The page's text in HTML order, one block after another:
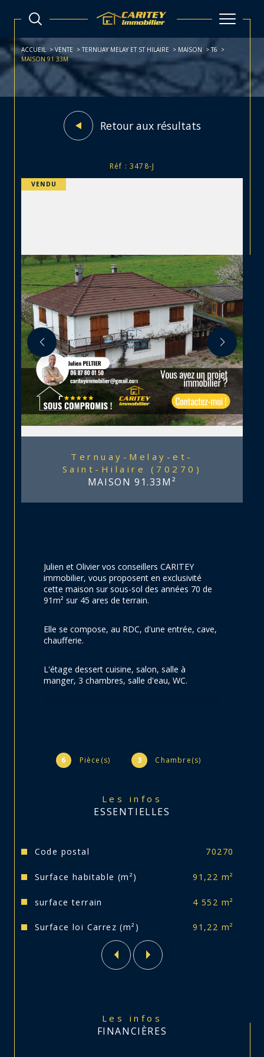
ACCUEIL VENTE TERNUAY MELAY ET ST HILAIRE MAISON
T6
MAISON 91 33M
Retour aux résultats
Réf : 3478-J
VENDU
Ternuay-Melay-et-
Saint-Hilaire (70270)
MAISON 91.33M²
6 Pièce(s) 3 Chambre(s)
Les infos
ESSENTIELLES
Caractéristiques Valeurs
Code postal 70270
Surface habitable (m²) 91,22 m²
surface terrain 4 552 m²
Surface loi Carrez (m²) 91,22 m²
Julien et Olivier vos conseillers CARITEY
immobilier, vous proposent en exclusivité
cette maison sur sous-sol des années 70 de
91m² sur 45 ares de terrain.
Elle se compose, au RDC, d'une entrée, cave,
chaufferie.
L'étage dessert cuisine, salon, salle à
manger, 3 chambres, salle d'eau, WC.
Chauffage fioul de 2020, fosse septique,
Taxe foncière 775 euros.
Les infos
FINANCIÈRES